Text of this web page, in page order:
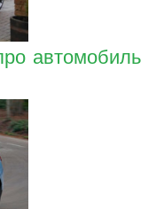
автомобиль